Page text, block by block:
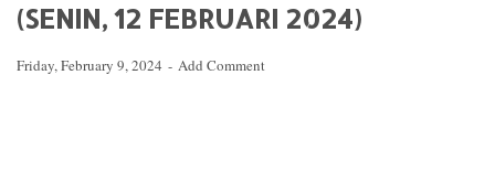
(SENIN, 12 FEBRUARI 2024)
Friday, February 9, 2024 Add Comment